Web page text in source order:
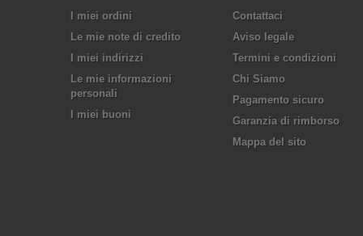
I miei ordini
Le mie note di credito
I miei indirizzi
Le mie informazioni
personali
I miei buoni
Contattaci
Aviso legale
Termini e condizioni
Chi Siamo
Pagamento sicuro
Garanzia di rimborso
Mappa del sito